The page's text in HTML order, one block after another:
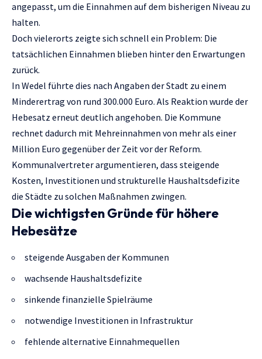
angepasst, um die Einnahmen auf dem bisherigen Niveau zu
halten.
Doch vielerorts zeigte sich schnell ein Problem: Die
tatsächlichen Einnahmen blieben hinter den Erwartungen
zurück.
In Wedel führte dies nach Angaben der Stadt zu einem
Minderertrag von rund 300.000 Euro. Als Reaktion wurde der
Hebesatz erneut deutlich angehoben. Die Kommune
rechnet dadurch mit Mehreinnahmen von mehr als einer
Million Euro gegenüber der Zeit vor der Reform.
Kommunalvertreter argumentieren, dass steigende
Kosten, Investitionen und strukturelle Haushaltsdefizite
die Städte zu solchen Maßnahmen zwingen.
Die wichtigsten Gründe für höhere
Hebesätze
steigende Ausgaben der Kommunen
wachsende Haushaltsdefizite
sinkende finanzielle Spielräume
notwendige Investitionen in Infrastruktur
fehlende alternative Einnahmequellen